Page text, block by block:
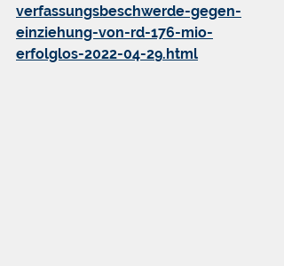
verfassungsbeschwerde-gegen-
einziehung-von-rd-176-mio-
erfolglos-2022-04-29.html